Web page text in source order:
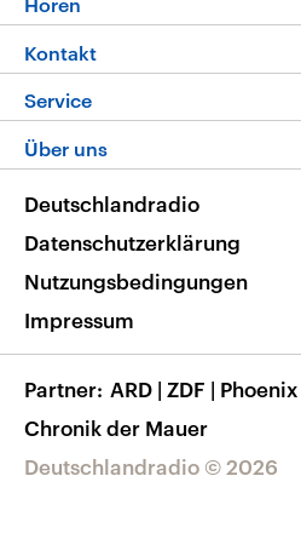
Die Nachrichten
Nachrichtenleicht
Neue Beiträge auf dlf.de
Livestream
Podcasts
Deutschlandfunk App
Nachrichten App
Frequenzen
Kontakt
Hörerservice
Service
FAQ
Veranstaltungen
Musikliste
RSS
Über uns
Barrierefreiheit
Deutschlandradio © 2026
Deutschlandradio
Datenschutzerklärung
Nutzungsbedingungen
Impressum
Partner ARD | ZDF | Phoenix
Chronik der Mauer